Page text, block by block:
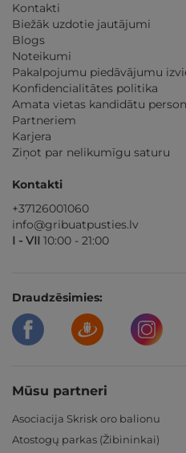
Kontakti
Biežāk uzdotie jautājumi
Blogs
Noteikumi
Pakalpojumu piedāvājumu
Konfidencialitātes politika
Amata vietas kandidātu
Partneriem
Karjera
Ziņot par nelikumīgu saturu
Kontakti
+37126001060
info@gribuatpusties.lv
I - VII 10:00 - 21:00
Draudzēsimies:
Mūsu partneri
Asociacija Skrisk oro balionu
Atostogų parkas (Žibininkai)